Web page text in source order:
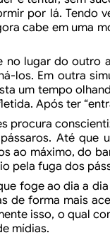
por lá. Tendo
cabe em uma
no lugardo outro
los. Em outra
um tempo
Após ter
procura
Até que
ao máximo, do
pela fuga dos
foge aodia a dia
de forma mais
isso, o qual
mídias.